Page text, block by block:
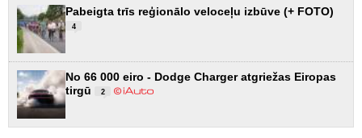
Pabeigta trīs reģionālo veloceļu izbūve (+ FOTO)
4
No 66 000 eiro - Dodge Charger atgriežas Eiropas
tirgū
2